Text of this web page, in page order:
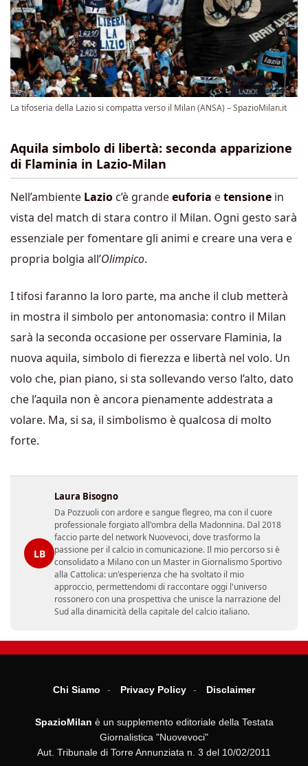
La tifoseria della Lazio si compatta verso il Milan (ANSA) – SpazioMilan.it
Aquila simbolo di libertà: seconda apparizione
di Flaminia in Lazio-Milan
Nell’ambiente Lazio c’è grandeeuforia etensione in
vista del match di stara contro il Milan. Ogni gesto sarà
essenziale per fomentare gli animi e creare una vera e
propria bolgia all’Olimpico.
I tifosi faranno la loro parte, ma anche il club metterà
in mostra il simbolo per antonomasia: contro il Milan
sarà la seconda occasione per osservare Flaminia, la
nuova aquila, simbolo di fierezza e libertà nel volo. Un
volo che, pian piano, si sta sollevando verso l’alto, dato
che l’aquila non è ancora pienamente addestrata a
volare. Ma, si sa, il simbolismo è qualcosa di molto
forte.
LB
Laura Bisogno
Da Pozzuoli con ardore e sangue flegreo, ma con il cuore
professionale forgiato all'ombra della Madonnina. Dal 2018
faccio parte del network Nuovevoci, dove trasformo la
passione per il calcio in comunicazione. Il mio percorso si è
consolidato a Milano con un Master in Giornalismo Sportivo
alla Cattolica: un'esperienza che ha svoltato il mio
approccio, permettendomi di raccontare oggi l'universo
rossonero con una prospettiva che unisce la narrazione del
Sud alla dinamicità della capitale del calcio italiano.
Chi Siamo Privacy Policy Disclaimer
SpazioMilan è un supplemento editoriale della Testata
Giornalistica "Nuovevoci"
Aut. Tribunale di Torre Annunziata n. 3 del 10/02/2011